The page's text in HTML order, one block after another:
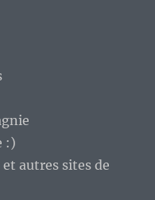
:)
autres sites de